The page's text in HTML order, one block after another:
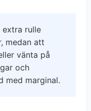
extra rulle
medan att
vänta på
och
med marginal.